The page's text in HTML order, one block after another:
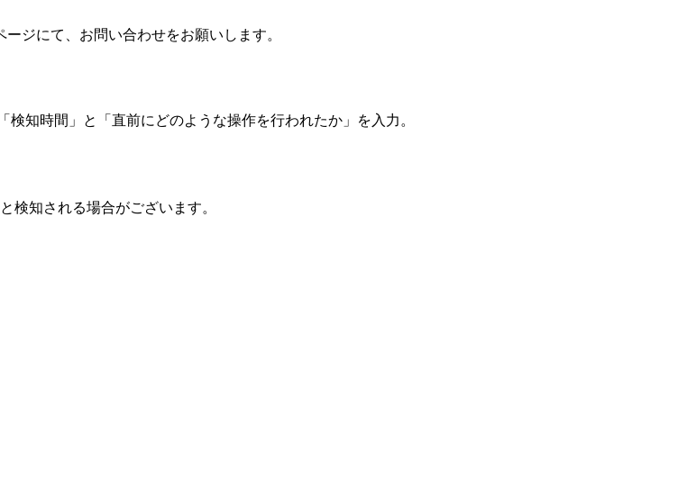
ジにて、お問い合わせをお願いします。
知時間」と「直前にどのような操作を行われたか」を入力。
検知される場合がございます。